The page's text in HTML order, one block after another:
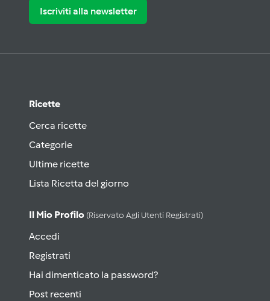
Iscriviti alla newsletter
Ricette
Cerca ricette
Categorie
Ultime ricette
Lista Ricetta del giorno
Il Mio Profilo (riservato Agli Utenti Registrati)
Accedi
Registrati
Hai dimenticato la password?
Post recenti